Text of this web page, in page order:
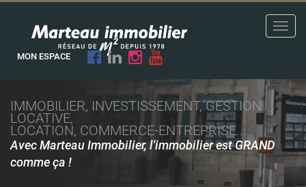
MON ESPACE
IMMOBILIER, INVESTISSEMENT, GESTION
LOCATIVE,
LOCATION, COMMERCE-ENTREPRISE...
Avec Marteau Immobilier, l'immobilier est GRAND
comme ça !